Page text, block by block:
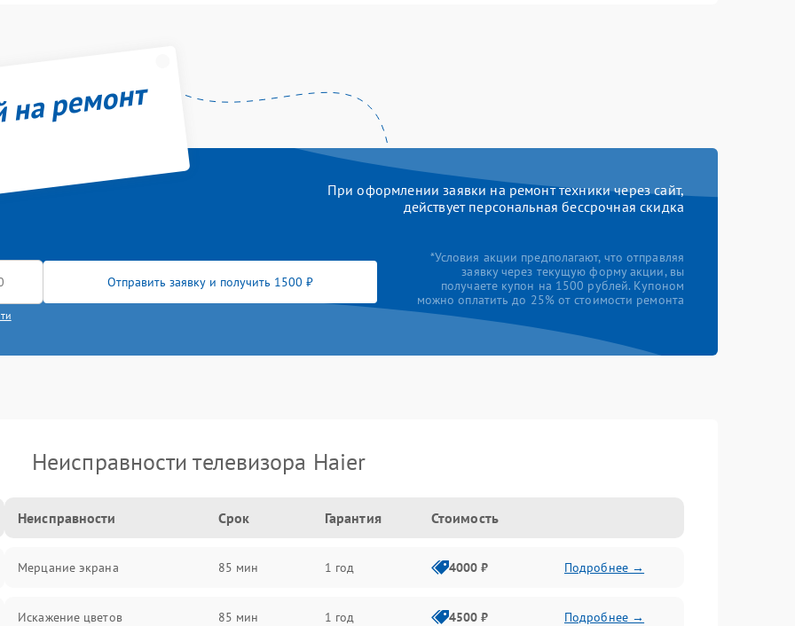
ремонт
При оформлении заявки на ремонт техники через сайт,
действует персональная бессрочная скидка
Отправить заявку и получить 1500 ₽
*Условия акции предполагают, что отправляя
заявку через текущую форму акции, вы
получаете купон на 1500 рублей. Купоном
можно оплатить до 25% от стоимости ремонта
Неисправности телевизора Haier
Неисправности Срок Гарантия Стоимость
Мерцание экрана 85 мин 1 год 4000 ₽ Подробнее →
Искажение цветов 85 мин 1 год 4500 ₽ Подробнее →